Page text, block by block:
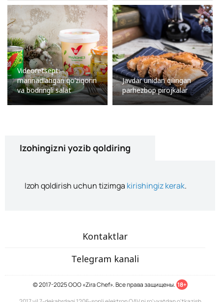
Videoretsept:
marinadlangan qo’ziqorin
va bodringli salat
Javdar unidan qilingan
parhezbop pirojkalar
Izohingizni yozib qoldiring
Izoh qoldirish uchun tizimga kirishingiz kerak.
Kontaktlar
Telegram kanali
© 2017-2025 ООО «Zira Chef». Все права защищены. 18+